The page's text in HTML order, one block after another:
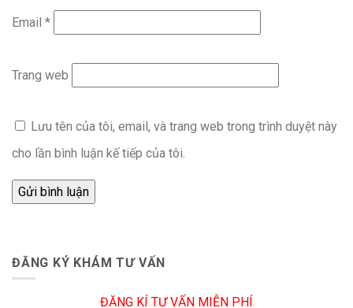
Email *
Trang web
Lưu tên của tôi, email, và trang web trong trình duyệt này
cho lần bình luận kế tiếp của tôi.
ĐĂNG KÝ KHÁM TƯ VẤN
ĐĂNG KÍ TƯ VẤN MIỄN PHÍ